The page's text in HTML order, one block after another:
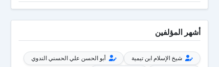
أشهر المؤلفين
شيخ الإسلام ابن تيمية
أبو الحسن علي الحسني الندوي